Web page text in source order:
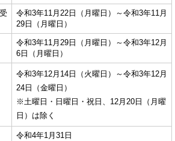
令和3年11月22日（月曜日）～令和3年11月
29日（月曜日）
令和3年11月29日（月曜日）～令和3年12月
6日（月曜日）
令和3年12月14日（火曜日）～令和3年12月
24日（金曜日）
※土曜日・日曜日・祝日、12月20日（月曜
日）は除く
令和4年1月31日